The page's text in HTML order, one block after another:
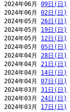
2024年06月 09日(日)
2024年06月 02日(日)
2024年05月 26日(日)
2024年05月 19日(日)
2024年05月 12日(日)
2024年05月 05日(日)
2024年04月 28日(日)
2024年04月 21日(日)
2024年04月 14日(日)
2024年04月 07日(日)
2024年03月 31日(日)
2024年03月 24日(日)
2024年03月 17日(日)